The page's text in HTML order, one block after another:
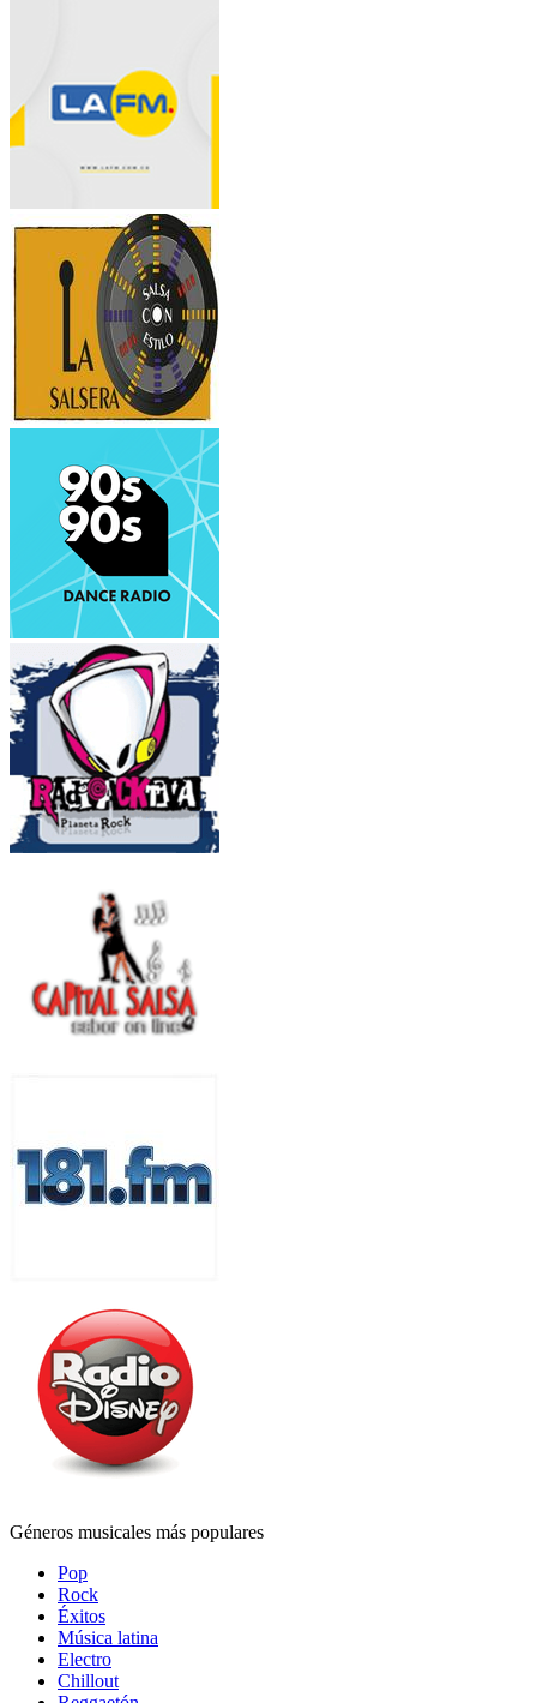
Géneros musicales más populares
Pop
Rock
Éxitos
Música latina
Electro
Chillout